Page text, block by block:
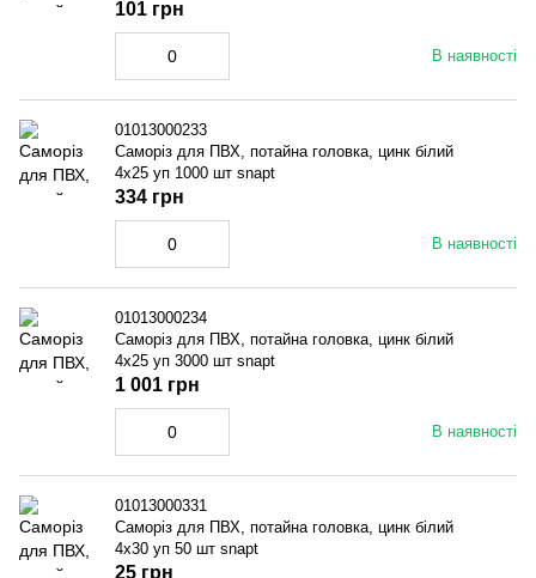
В наявності
101 грн
01013000233
Саморіз для ПВХ, потайна головка, цинк білий
4x25 уп 1000 шт snapt
В наявності
334 грн
01013000234
Саморіз для ПВХ, потайна головка, цинк білий
4x25 уп 3000 шт snapt
В наявності
1 001 грн
01013000331
Саморіз для ПВХ, потайна головка, цинк білий
4x30 уп 50 шт snapt
25 грн